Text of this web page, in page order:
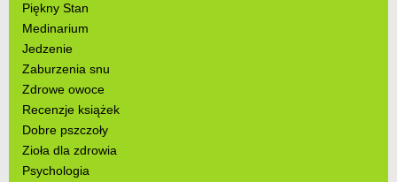
Piękny Stan
Medinarium
Jedzenie
Zaburzenia snu
Zdrowe owoce
Recenzje książek
Dobre pszczoły
Zioła dla zdrowia
Psychologia